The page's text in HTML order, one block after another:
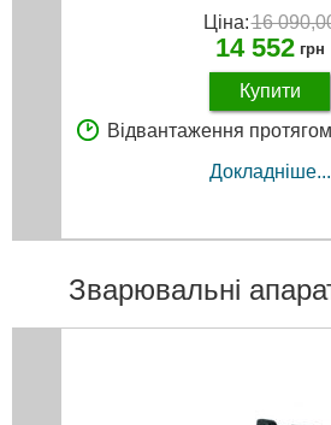
Ціна:16
14 552 грн
Купити
Відвантаження
Докладніше...
Зварювальні